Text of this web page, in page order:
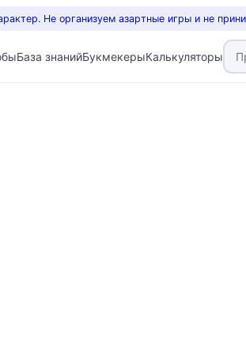
Не организуем азартные игры и не
База знанийБукмекерыКалькуляторы